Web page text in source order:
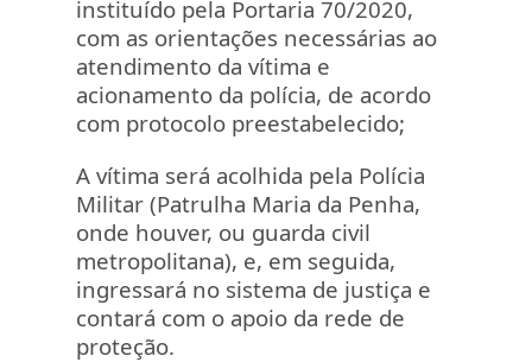
instituído pela Portaria 70/2020,
com as orientações necessárias ao
atendimento da vítima e
acionamento da polícia, de acordo
com protocolo preestabelecido;
A vítima será acolhida pela Polícia
Militar (Patrulha Maria da Penha,
onde houver, ou guarda civil
metropolitana), e, em seguida,
ingressará no sistema de justiça e
contará com o apoio da rede de
proteção.